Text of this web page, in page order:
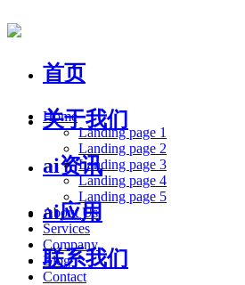
首页
关于我们
ai资讯
ai应用
联系我们
Home
Landing page 1
Landing page 2
Landing page 3
Landing page 4
Landing page 5
About Us
Services
Company
Blog
Contact